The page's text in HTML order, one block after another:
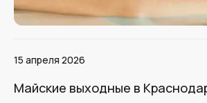
15 апреля 2026
Майские выходные в